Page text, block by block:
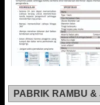
PABRIK RAMBU